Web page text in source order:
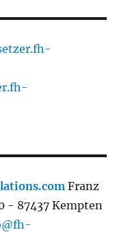
Franz
- 87437 Kempten